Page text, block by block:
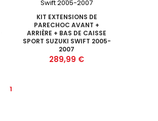
KIT EXTENSIONS DE
PARECHOC AVANT +
ARRIÈRE + BAS DE CAISSE
SPORT SUZUKI SWIFT 2005-
2007
Prix
289,99 €
1